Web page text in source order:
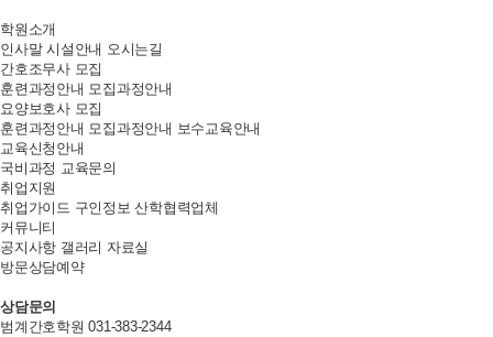
학원소개
인사말 시설안내 오시는길
간호조무사 모집
훈련과정안내 모집과정안내
요양보호사 모집
훈련과정안내 모집과정안내 보수교육안내
교육신청안내
국비과정 교육문의
취업지원
취업가이드 구인정보 산학협력업체
커뮤니티
공지사항 갤러리 자료실
방문상담예약
상담문의
범계간호학원031-383-2344